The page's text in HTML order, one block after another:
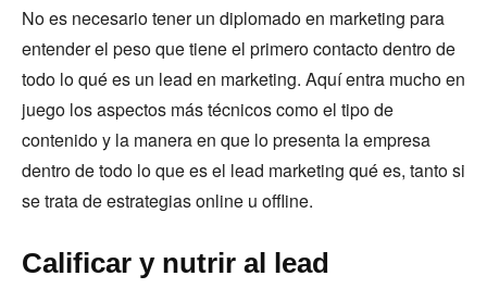
No es necesario tener un diplomado en marketing para
entender el peso que tiene el primero contacto dentro de
todo lo qué es un lead en marketing. Aquí entra mucho en
juego los aspectos más técnicos como el tipo de
contenido y la manera en que lo presenta la empresa
dentro de todo lo que es el lead marketing qué es, tanto si
se trata de estrategias online u offline.
Calificar y nutrir al lead